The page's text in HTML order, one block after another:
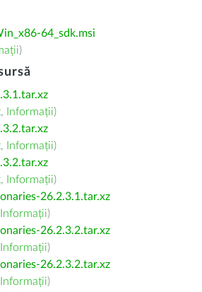
64_sdk.msi
)
, Informații)
, Informații)
, Informații)
26.2.3.1.tar.xz
Informații)
26.2.3.2.tar.xz
Informații)
26.2.3.2.tar.xz
Informații)